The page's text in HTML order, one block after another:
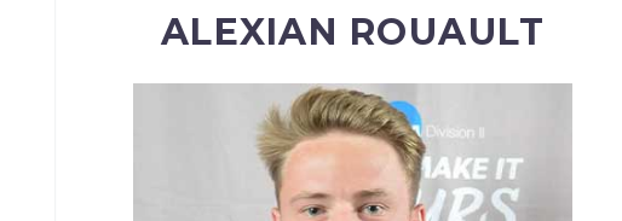
ALEXIAN ROUAULT